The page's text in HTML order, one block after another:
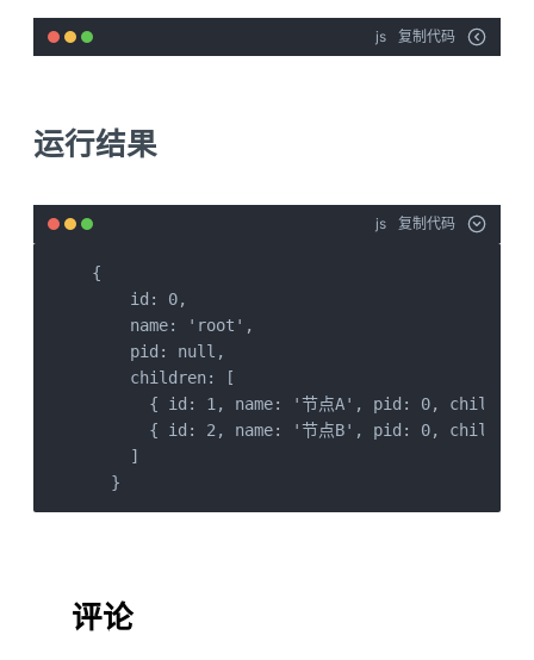
js 复制代码
运行结果
js 复制代码
{
    id: 0,
    name: 'root',
    pid: null,
    children: [
{ id: 1, name: '节点A', pid: 0,
{ id: 2, name: '节点B', pid: 0,
    ]
  }
评论